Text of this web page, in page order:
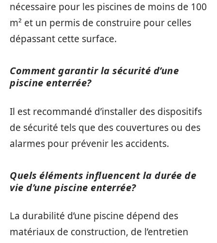
nécessaire pour les piscines de moins de 100
m² et un permis de construire pour celles
dépassant cette surface.
Comment garantir la sécurité d’une
piscine enterrée?
Il est recommandé d’installer des dispositifs
de sécurité tels que des couvertures ou des
alarmes pour prévenir les accidents.
Quels éléments influencent la durée de
vie d’une piscine enterrée?
La durabilité d’une piscine dépend des
matériaux de construction, de l’entretien